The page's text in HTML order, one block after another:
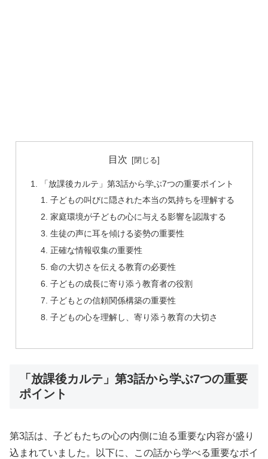
目次
「放課後カルテ」第3話から学ぶ7つの重要ポイント
子どもの叫びに隠された本当の気持ちを理解する
家庭環境が子どもの心に与える影響を認識する
生徒の声に耳を傾ける姿勢の重要性
正確な情報収集の重要性
命の大切さを伝える教育の必要性
子どもの成長に寄り添う教育者の役割
子どもとの信頼関係構築の重要性
子どもの心を理解し、寄り添う教育の大切さ
「放課後カルテ」第3話から学ぶ7つの重要
ポイント
第3話は、子どもたちの心の内側に迫る重要な内容が盛り
込まれていました。以下に、この話から学べる重要なポイ